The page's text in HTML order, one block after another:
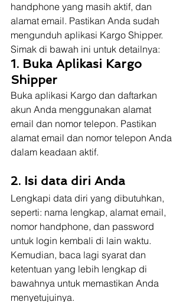
handphone yang masih aktif, dan
alamat email. Pastikan Anda sudah
mengunduh aplikasi Kargo Shipper.
Simak di bawah ini untuk detailnya:
1. Buka Aplikasi Kargo
Shipper
Buka aplikasi Kargo dan daftarkan
akun Anda menggunakan alamat
email dan nomor telepon. Pastikan
alamat email dan nomor telepon Anda
dalam keadaan aktif.
2. Isi data diri Anda
Lengkapi data diri yang dibutuhkan,
seperti: nama lengkap, alamat email,
nomor handphone, dan password
untuk login kembali di lain waktu.
Kemudian, baca lagi syarat dan
ketentuan yang lebih lengkap di
bawahnya untuk memastikan Anda
menyetujuinya.